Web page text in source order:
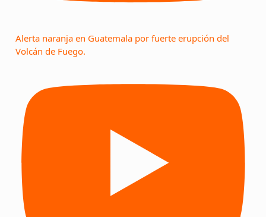
Alerta naranja en Guatemala por fuerte erupción del
Volcán de Fuego.